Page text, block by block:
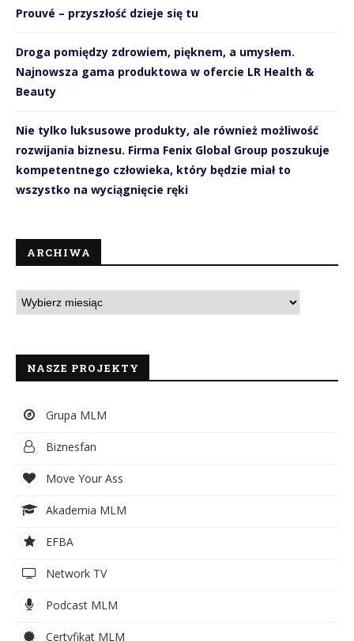
Prouvé – przyszłość dzieje się tu
Droga pomiędzy zdrowiem, pięknem, a umysłem.
Najnowsza gama produktowa w ofercie LR Health &
Beauty
Nie tylko luksusowe produkty, ale również możliwość
rozwijania biznesu. Firma Fenix Global Group poszukuje
kompetentnego człowieka, który będzie miał to
wszystko na wyciągnięcie ręki
ARCHIWA
NASZE PROJEKTY
Grupa MLM
Biznesfan
Move Your Ass
Akademia MLM
EFBA
Network TV
Podcast MLM
Certyfikat MLM